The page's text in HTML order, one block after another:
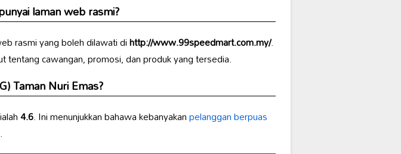
laman web rasmi?
rasmi yang boleh dilawati dihttp://www.99speedmart.com.my/.
tentang cawangan, promosi, dan produk yang tersedia.
Taman Nuri Emas?
4.6. Ini menunjukkan bahawa kebanyakanpelanggan berpuas